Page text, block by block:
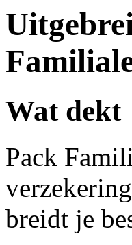
Wat dekt
Pack
breidt je